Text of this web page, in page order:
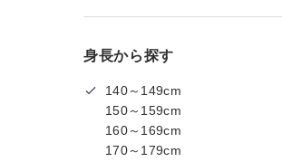
身長から探す
140～149cm
150～159cm
160～169cm
170～179cm